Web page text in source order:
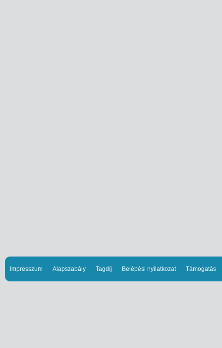
Impresszum Alapszabály Tagdíj Belépési nyilatkozat Támogatás